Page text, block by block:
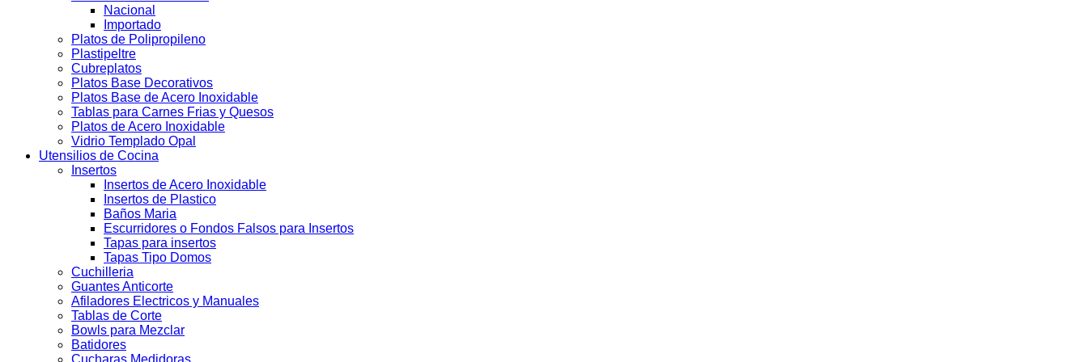
Nacional
Importado
Platos de Polipropileno
Plastipeltre
Cubreplatos
Platos Base Decorativos
Platos Base de Acero Inoxidable
Tablas para Carnes Frias y Quesos
Platos de Acero Inoxidable
Vidrio Templado Opal
Utensilios de Cocina
Insertos
Insertos de Acero Inoxidable
Insertos de Plastico
Baños Maria
Escurridores o Fondos Falsos para Insertos
Tapas para insertos
Tapas Tipo Domos
Cuchilleria
Guantes Anticorte
Afiladores Electricos y Manuales
Tablas de Corte
Bowls para Mezclar
Batidores
Cucharas Medidoras